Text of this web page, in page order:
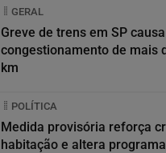
GERAL
Greve de trens em SP causa
congestionamento de mais
km
POLÍTICA
Medida provisória reforça
habitação e altera